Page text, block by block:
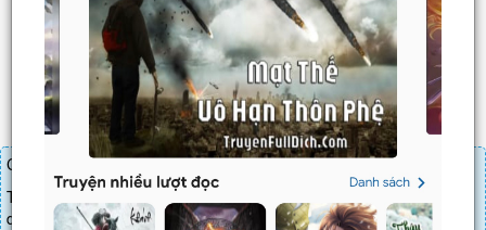
Chương 95: Hình ý lục hợp. Tình cũ nay tới (2)
Chương truyện cần 20 LT để mua.
Truyện mua lẻ thì cứ Giá chương x Số chương, mua combo thì đến
danh sách combo tìm giá